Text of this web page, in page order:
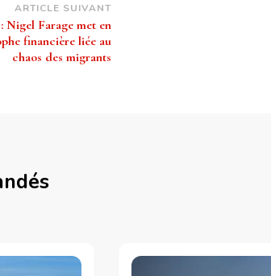
ARTICLE SUIVANT
Farage met en
financière liée au
chaos des migrants